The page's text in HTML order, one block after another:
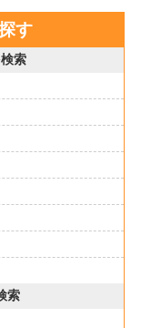
す
索
索